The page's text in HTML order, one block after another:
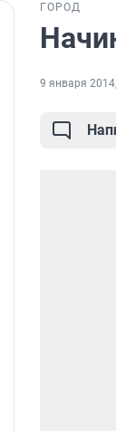
ГОРОД
9 января